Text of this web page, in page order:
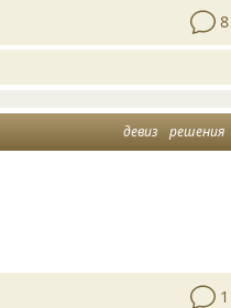
8
девиз решения
1